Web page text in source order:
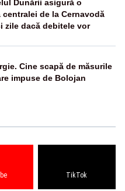
Dunării asigură o
de la Cernavodă
zile dacă debitele vor
Cine scapă de măsurile
impuse de Bolojan
TikTok